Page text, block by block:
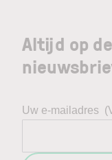
Altijd op
Uw e-mailadres